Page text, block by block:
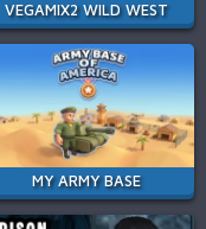
VEGAMIX2 WILD WEST
MY ARMY BASE